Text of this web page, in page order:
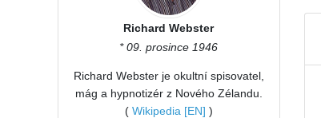
Richard Webster
* 09. prosince 1946
Richard Webster je okultní spisovatel,
mág a hypnotizér z Nového Zélandu.
( Wikipedia [EN] )